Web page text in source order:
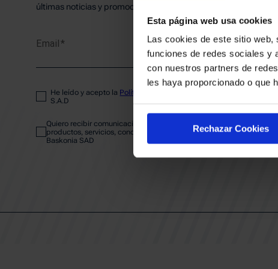
Esta página web usa cookies
Las cookies de este sitio
funciones de redes sociales y
con nuestros partners de
les haya proporcionado o que
Rechazar Cookies
CLUB
últimas noticias y promociones del club.
Email
He leído y acepto la Política de privacidad
S.A.D
Quiero recibir comunicaciones electrónicas sobre las actividades,
productos, servicios, concursos, ofertas y/o promociones del SASKI
Baskonia SAD